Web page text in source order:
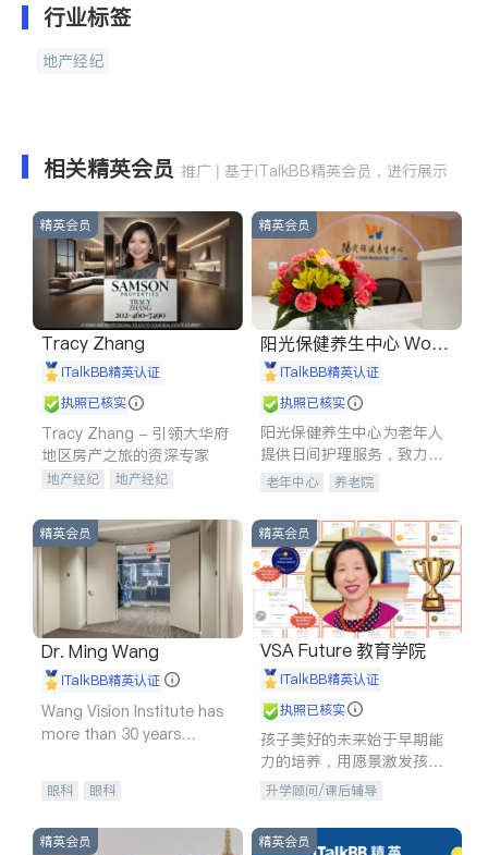
行业标签
地产经纪
相关精英会员 推广 | 基于iTalkBB精英会员，进行展示
精英会员
Tracy Zhang
iTalkBB精英认证
执照已核实
Tracy Zhang - 引领大华府
地区房产之旅的资深专家
地产经纪
地产经纪
商铺租售
开发商建商
精英会员
阳光保健养生中心 World
shine
iTalkBB精英认证
执照已核实
阳光保健养生中心为老年人
提供日间护理服务，致力于
通过持续的护理创新来有效
老年中心 养老院
精英会员
Dr. Ming Wang
iTalkBB精英认证
Wang Vision Institute has
more than 30 years
眼科 眼科
精英会员
VSA Future 教育学院
iTalkBB精英认证
执照已核实
孩子美好的未来始于早期能
力的培养，用愿景激发孩子
的学习潜力和动力。理念：
拥有成长型心态是成功的基
石。
升学顾问/课后辅导
精英会员 精英会员